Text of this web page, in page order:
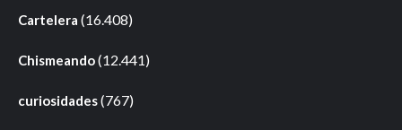
Cartelera (16.408)
Chismeando(12.441)
curiosidades(767)